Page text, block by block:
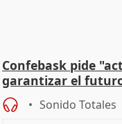
Confebask pide
garantizar el
Sonido Totales